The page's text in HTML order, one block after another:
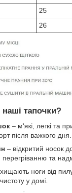
25
26
тапочки?
– м'які, легкі та
після важкого дня.
– відкритий носок
та
ноги від
у домі.